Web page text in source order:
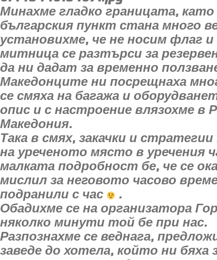
Минахме гладко границата,
българския пункт стана много
установихме, че не носим флаг
митница се разтърси за
да ни дадат за временно
Македонците ни посрещнаха
се смяха на багажа и
опис и с настроение влязохме в
Македония.
Така в смях, закачки и
на уреченото място в уречения
малката подробност бе, че се
мислил за неговото часово
подранили с час
.
Обадихме се на организатора
няколко минути той бе при нас.
Разпознахме се веднага,
заведе до хотела, който ни бяха